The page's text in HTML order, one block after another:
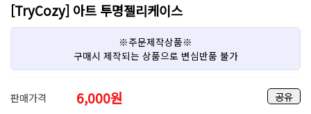
[TryCozy] 아트 투명젤리케이스
※주문제작상품※
구매시 제작되는 상품으로 변심반품 불가
공유
판매가격 6,000원